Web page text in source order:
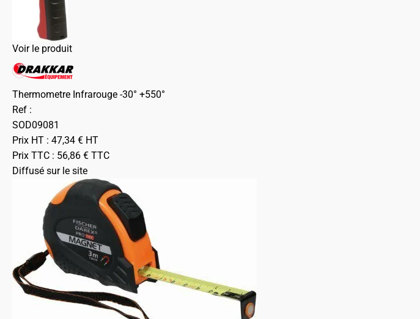
Voir le produit
Thermometre Infrarouge -30° +550°
Ref :
SOD09081
Prix HT : 47,34 € HT
Prix TTC : 56,86 € TTC
Diffusé sur le site